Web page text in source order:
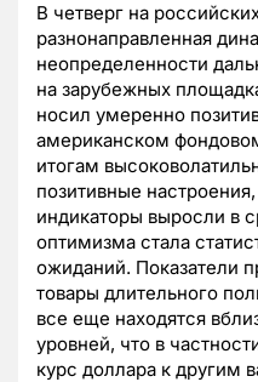
В четверг на
разнонаправленная
неопределенности
на зарубежных
носил умеренно
американском
итогам
позитивные
индикаторы выросли в
оптимизма стала
ожиданий. Показатели
товары длительного
все еще находятся
уровней, что в
курс доллара к другим